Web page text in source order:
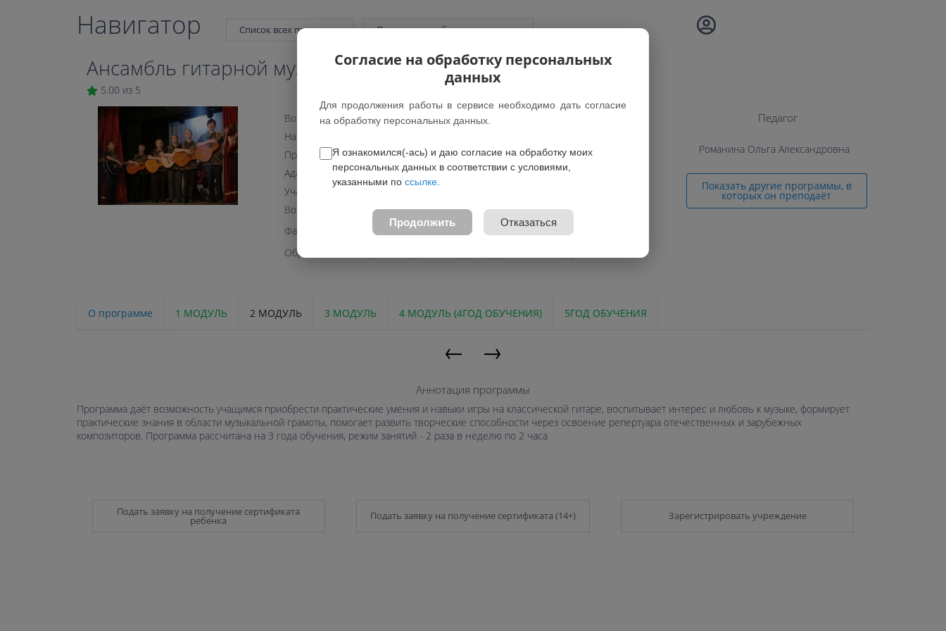
Навигатор Список всех программ Показать подобные программы
Ансамбль гитарной музыки "Престо"
5.00 из 5
Возраст: 10-15 лет
Направление: Художественное
Программа предназначена для обучающихся Дети без ОВЗ
Адаптация для детей с ОВЗ: -
Участие федеральном проекте: Нет
Возможные зачисления: Бесплатно
Файл программы:
Скачать
Образовательная организация:
Педагог
Романина Ольга Александровна
Показать другие программы, в
которых он преподаёт
О программе 1 МОДУЛЬ 2 МОДУЛЬ 3 МОДУЛЬ 4 МОДУЛЬ (4ГОД ОБУЧЕНИЯ) 5ГОД ОБУЧЕНИЯ
← →
Аннотация программы
Программа даёт возможность учащимся приобрести практические умения и навыки игры на классической гитаре, воспитывает интерес и любовь к музыке, формирует
практические знания в области музыкальной грамоты, помогает развить творческие способности через освоение репертуара отечественных и зарубежных
композиторов. Программа рассчитана на 3 года обучения, режим занятий - 2 раза в неделю по 2 часа
Подать заявку на получение сертификата
ребенка Подать заявку на получение сертификата (14+) Зарегистрировать учреждение
Согласие на обработку персональных
данных
Для продолжения работы в сервисе необходимо дать согласие
на обработку персональных данных.
Я ознакомился(-ась) и даю согласие на обработку моих
персональных данных в соответствии с условиями,
указанными по ссылке
Продолжить Отказаться